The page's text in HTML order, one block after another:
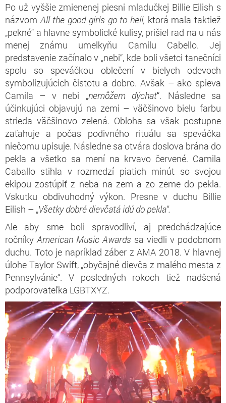
Po už vyššie zmienenej piesni mladučkej Billie Eilish s
názvom All the good girls go to hell, ktorá mala taktiež
„pekné“ a hlavne symbolické kulisy, prišiel rad na u nás
menej známu umelkyňu Camilu Cabello. Jej
predstavenie začínalo v „nebi“, kde boli všetci tanečníci
spolu so speváčkou oblečení v bielych odevoch
symbolizujúcich čistotu a dobro. Avšak – ako spieva
Camila – v nebi „nemôžem dýchať“. Následne sa
účinkujúci objavujú na zemi – väčšinovo bielu farbu
strieda väčšinovo zelená. Obloha sa však postupne
zaťahuje a počas podivného rituálu sa speváčka
niečomu upisuje. Následne sa otvára doslova brána do
pekla a všetko sa mení na krvavo červené. Camila
Caballo stihla v rozmedzí piatich minút so svojou
ekipou zostúpiť z neba na zem a zo zeme do pekla.
Vskutku obdivuhodný výkon. Presne v duchu Billie
Eilish – „Všetky dobré dievčatá idú do pekla“.
Ale aby sme boli spravodliví, aj predchádzajúce
ročníky American Music Awards sa viedli v podobnom
duchu. Toto je napríklad záber z AMA 2018. V hlavnej
úlohe Taylor Swift, „obyčajné dievča z malého mesta z
Pennsylvánie“. V posledných rokoch tiež nadšená
podporovateľka LGBTXYZ.